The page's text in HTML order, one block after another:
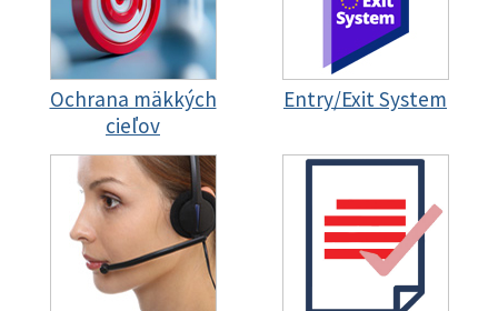
Ochrana mäkkých
cieľov
Entry/Exit System